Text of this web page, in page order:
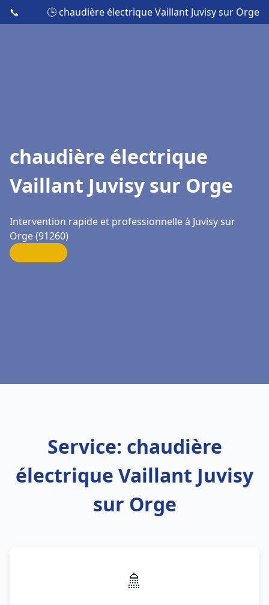
📞 🕒 chaudière électrique Vaillant Juvisy sur Orge
chaudière électrique
Vaillant Juvisy sur Orge
Intervention rapide et professionnelle à Juvisy sur
Orge (91260)
Service: chaudière
électrique Vaillant Juvisy
sur Orge
🚿